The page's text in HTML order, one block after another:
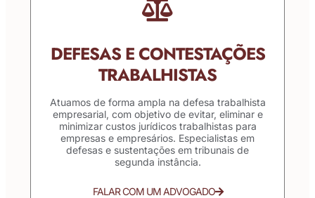
DEFESAS E CONTESTAÇÕES
TRABALHISTAS
Atuamos de forma ampla na defesa trabalhista
empresarial, com objetivo de evitar, eliminar e
minimizar custos jurídicos trabalhistas para
empresas e empresários. Especialistas em
defesas e sustentações em tribunais de
segunda instância.
FALAR COM UM ADVOGADO